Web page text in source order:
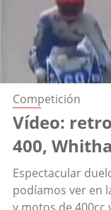
Competición
Vídeo:
400,
Espectacular
podíamos ver en